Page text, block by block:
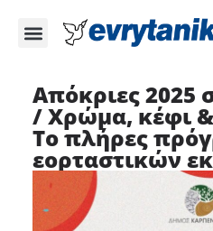
Απόκριες 2025
/ Χρώμα, κέφι
Το πλήρες
εορταστικών